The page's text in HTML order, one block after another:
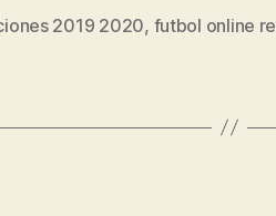
2019 2020, futbol online